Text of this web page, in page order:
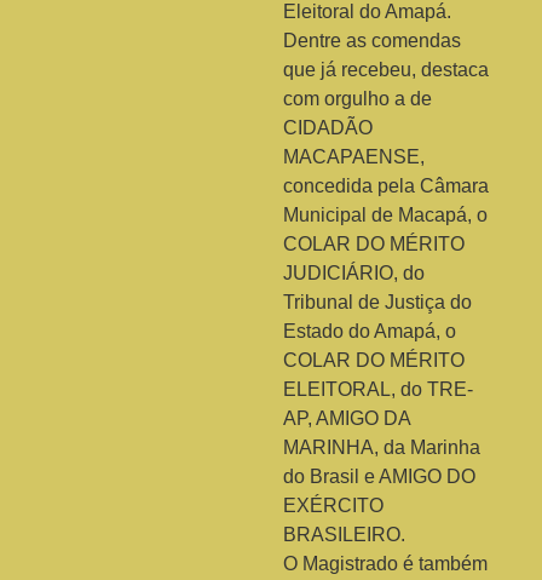
Eleitoral do Amapá.
Dentre as comendas
que já recebeu, destaca
com orgulho a de
CIDADÃO
MACAPAENSE,
concedida pela Câmara
Municipal de Macapá, o
COLAR DO MÉRITO
JUDICIÁRIO, do
Tribunal de Justiça do
Estado do Amapá, o
COLAR DO MÉRITO
ELEITORAL, do TRE-
AP, AMIGO DA
MARINHA, da Marinha
do Brasil e AMIGO DO
EXÉRCITO
BRASILEIRO.
O Magistrado é também